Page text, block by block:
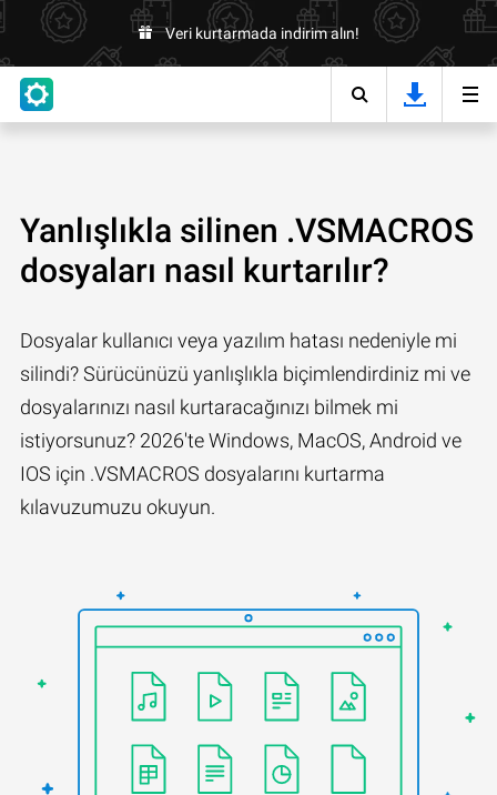
Veri kurtarmada indirim alın!
Yanlışlıkla silinen .VSMACROS
dosyaları nasıl kurtarılır?
Dosyalar kullanıcı veya yazılım hatası nedeniyle mi
silindi? Sürücünüzü yanlışlıkla biçimlendirdiniz mi ve
dosyalarınızı nasıl kurtaracağınızı bilmek mi
istiyorsunuz? 2026'te Windows, MacOS, Android ve
IOS için .VSMACROS dosyalarını kurtarma
kılavuzumuzu okuyun.